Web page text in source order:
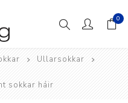
0
Ullarsokkar
sokkar háir